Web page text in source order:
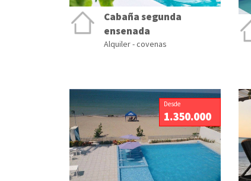
Cabaña segunda
ensenada
Alquiler - covenas
Desde
1.350.000